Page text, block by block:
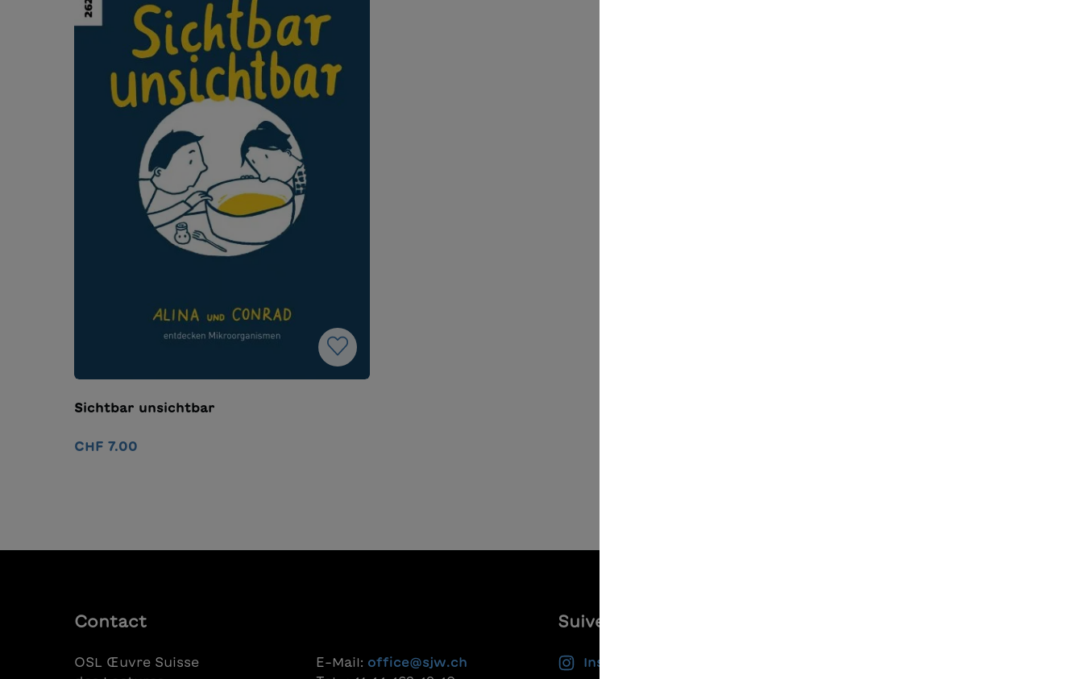
Sichtbar unsichtbar
CHF 7.00
Contact
OSL Œuvre Suisse
E-Mail: office@sjw.ch
Suivez-nous
Instagram